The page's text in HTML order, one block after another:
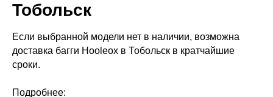
Тобольск
Если выбранной модели нет в наличии, возможна
доставка багги Hooleox в Тобольск в кратчайшие
сроки.
Подробнее: